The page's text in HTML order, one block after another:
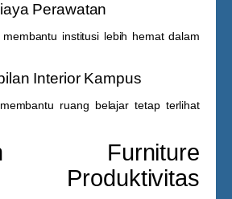
Perawatan
institusi lebih hemat dalam
Interior Kampus
ruang belajar tetap terlihat
Furniture
Produktivitas